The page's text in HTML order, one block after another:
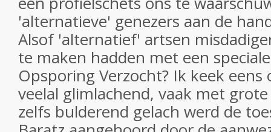
'alternatieve' genezers aan de
Alsof 'alternatief' artsen
te maken hadden met een
Opsporing Verzocht? Ik keek
veelal glimlachend, vaak met
zelfs bulderend gelach werd de